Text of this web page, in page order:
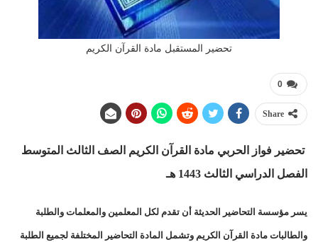
تحضير المستقبل مادة القرآن الكريم
0
Share
تحضير فواز الحربي مادة القرآن الكريم الصف الثالث المتوسط
الفصل الدراسي الثالث 1443 هـ
يسر مؤسسة التحاضير الحديثة أن تقدم لكل المعلمين والمعلمات والطلبة
والطالبات مادة القرآن الكريم وتشمل المادة التحاضير المختلفة لجميع الطلبة